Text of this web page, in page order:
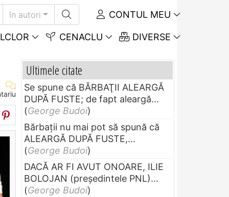
în autori CONTUL MEU
CENACLU DIVERSE
Ultimele citate
Se spune că BĂRBAŢII ALEARGĂ
DUPĂ FUSTE; de fapt aleargă...
(George Budoi)
Bărbaţii nu mai pot să spună că
ALEARGĂ DUPĂ FUSTE,...
(George Budoi)
DACĂ AR FI AVUT ONOARE, ILIE
BOLOJAN (preşedintele PNL)...
(George Budoi)